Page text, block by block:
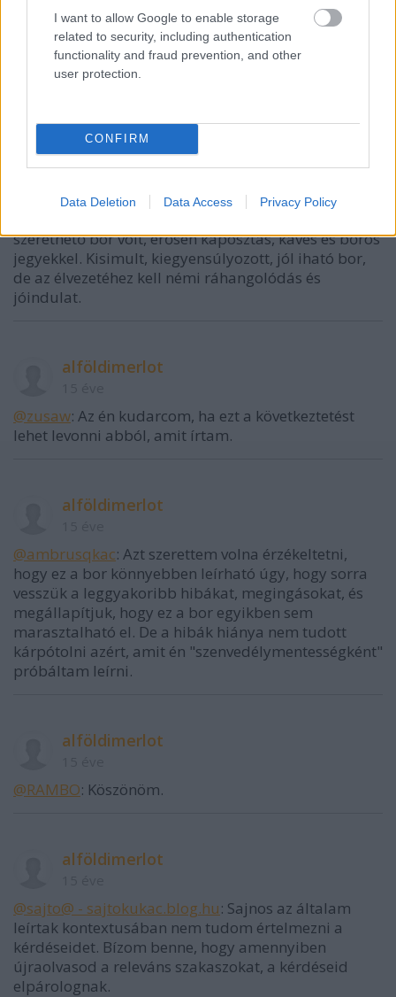
I want to allow Google to enable storage
related to security, including authentication
functionality and fraud prevention, and other
user protection.
CONFIRM
Data Deletion Data Access Privacy Policy
tartják.Egy igazi románc alakult ki a karakteres islay
whisky és a gyümölcsös jegyeket rejtegető francia
hordó közt.A hölgyek is kedvelik ezt a whiskyt.Olyan
mint egy erős,epres csók amikor kóstolod..:)
alföldimerlot
szerethető bor volt, erősen káposztás, kávés és bőrös
jegyekkel. Kisimult, kiegyensúlyozott, jól iható bor,
de az élvezetéhez kell némi ráhangolódás és
jóindulat.
alföldimerlot
@zusaw: Az én kudarcom, ha ezt a következtetést
lehet levonni abból, amit írtam.
alföldimerlot
@ambrusqkac: Azt szerettem volna érzékeltetni,
hogy ez a bor könnyebben leírható úgy, hogy sorra
vesszük a leggyakoribb hibákat, megingásokat, és
megállapítjuk, hogy ez a bor egyikben sem
marasztalható el. De a hibák hiánya nem tudott
kárpótolni azért, amit én "szenvedélymentességként"
próbáltam leírni.
alföldimerlot
@RAMBO: Köszönöm.
alföldimerlot
@sajto@ - sajtokukac.blog.hu: Sajnos az általam
leírtak kontextusában nem tudom értelmezni a
kérdéseidet. Bízom benne, hogy amennyiben
újraolvasod a releváns szakaszokat, a kérdéseid
elpárolognak.